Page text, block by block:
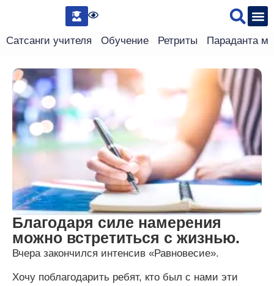
Сатсанги учителя Обучение Ретриты Параданта
Благодаря силе намерения
можно встретиться с жизнью.
Вчера закончился интенсив «Равновесие».
Хочу поблагодарить ребят, кто был с нами эти